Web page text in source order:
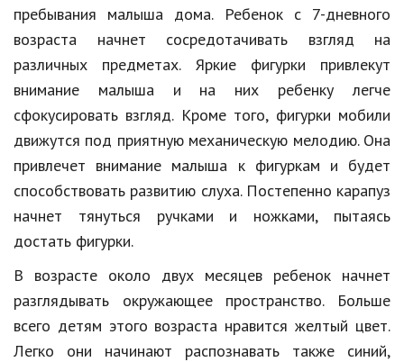
Недвижимость
Спорт и фитнес
Психология и отношения
Творчество и рукоделие
Разное
Работа и бизнес
Животные
Еда и напитки
Праздники и подарки
Кинематограф
пребывания малыша дома. Ребенок с 7-дневного
возраста начнет сосредотачивать взгляд на
различных предметах. Яркие фигурки привлекут
внимание малыша и на них ребенку легче
сфокусировать взгляд. Кроме того, фигурки мобили
движутся под приятную механическую мелодию. Она
привлечет внимание малыша к фигуркам и будет
способствовать развитию слуха. Постепенно карапуз
начнет тянуться ручками и ножками, пытаясь
достать фигурки.
В возрасте около двух месяцев ребенок начнет
разглядывать окружающее пространство. Больше
всего детям этого возраста нравится желтый цвет.
Легко они начинают распознавать также синий,